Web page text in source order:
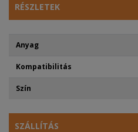
RÉSZLETEK
Anyag
Kompatibilitás
Szín
SZÁLLÍTÁS